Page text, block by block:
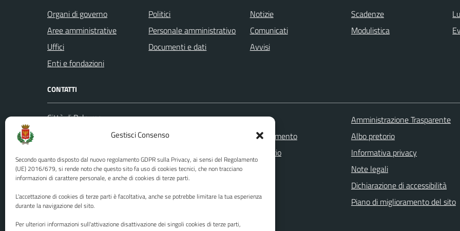
Gestisci Consenso
Secondo quanto disposto dal nuovo regolamento GDPR sulla Privacy, ai sensi del Regolamento
(UE) 2016/679, si rende noto che questo sito fa uso di cookies tecnici, che non tracciano
informazioni di carattere personale, e anche di cookies di terze parti.
L'accettazione di cookies di terze parti è facoltativa, anche se potrebbe limitare la tua esperienza
durante la navigazione del sito.
Per ulteriori informazioni sull'attivazione disattivazione dei singoli cookies di terze parti,
Organi di governo
Aree amministrative
Uffici
Enti e fondazioni
Politici
Personale amministrativo
Documenti e dati
Notizie
Comunicati
Avvisi
Scadenze
Modulistica
CONTATTI
Città di Palermo
Codice fiscale / P. IVA:80016350821
U.O. Ufficio Relazioni con il Pubblico
(URP)
Numero verde: 0917401111
PEC:protocollo@cert.comune.palermo.it
Leggi le FAQ
Prenotazione appuntamento
Segnalazione disservizio
Richiesta assistenza
Amministrazione Trasparente
Albo pretorio
Informativa privacy
Note legali
Dichiarazione di accessibilità
Piano di miglioramento del sito